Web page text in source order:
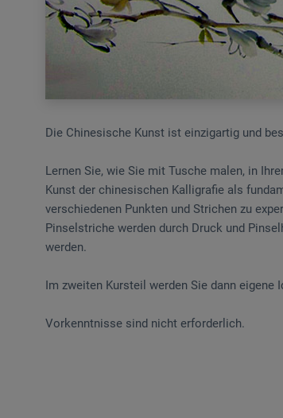
Die Chinesische Kunst ist einzigartig und
Lernen Sie, wie Sie mit Tusche malen, in
Kunst der chinesischen Kalligrafie als
verschiedenen Punkten und Strichen zu
Pinselstriche werden durch Druck und
werden.
Im zweiten Kursteil werden Sie dann eigene
Vorkenntnisse sind nicht erforderlich.